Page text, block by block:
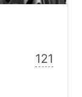
121